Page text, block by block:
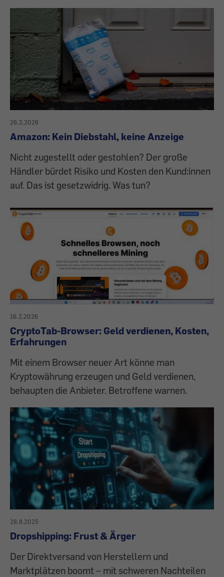
26.2.2026
Amazon: Kein Diebstahl, keine Anzeige
Nicht zugestellt oder gestohlen? Der große
Händler bürdet Risiko und Kosten den Kund:innen
auf. Das ist gesetzwidrig. Was tun?
16.2.2026
CryptoTab-Browser: Geld verdienen, Kosten,
Erfahrungen
Mit einem Browser neuer Art könne man
Kryptowährung erzeugen und Geld verdienen,
behaupten die Anbieter. Betroffene warnen.
28.8.2025
Dropshipping: Frust & Ärger
Der Direktversand von Herstellern und
Marktplätzen boomt – mit schweren Nachteilen